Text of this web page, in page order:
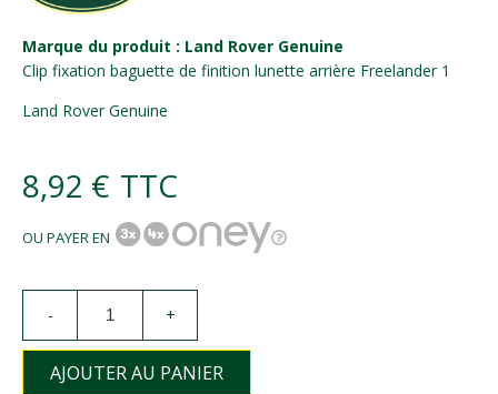
Marque du produit : Land Rover Genuine
Clip fixation baguette de finition lunette arrière Freelander 1
Land Rover Genuine
8,92 € TTC
OU PAYER EN
- +
AJOUTER AU PANIER